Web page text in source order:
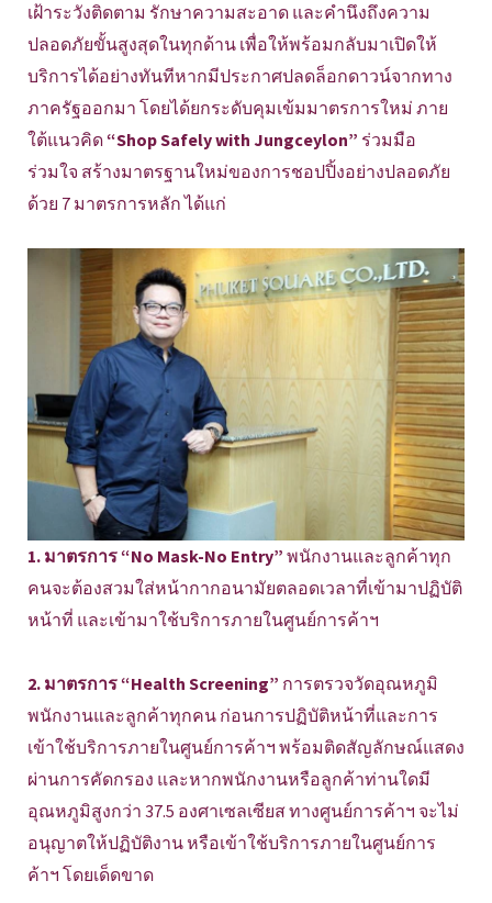
เฝ้าระวังติดตาม รักษาความสะอาด และคำนึงถึงความ
ปลอดภัยขั้นสูงสุดในทุกด้าน เพื่อให้พร้อมกลับมาเปิดให้
บริการได้อย่างทันทีหากมีประกาศปลดล็อกดาวน์จากทาง
ภาครัฐออกมา โดยได้ยกระดับคุมเข้มมาตรการใหม่ ภาย
ใต้แนวคิด“Shop Safely with Jungceylon” ร่วมมือ
ร่วมใจ สร้างมาตรฐานใหม่ของการชอปปิ้งอย่างปลอดภัย
ด้วย 7 มาตรการหลัก ได้แก่
1. มาตรการ “No Mask-No Entry” พนักงานและลูกค้าทุก
คนจะต้องสวมใส่หน้ากากอนามัยตลอดเวลาที่เข้ามาปฏิบัติ
หน้าที่ และเข้ามาใช้บริการภายในศูนย์การค้าฯ
2. มาตรการ “Health Screening” การตรวจวัดอุณหภูมิ
พนักงานและลูกค้าทุกคน ก่อนการปฏิบัติหน้าที่และการ
เข้าใช้บริการภายในศูนย์การค้าฯ พร้อมติดสัญลักษณ์แสดง
ผ่านการคัดกรอง และหากพนักงานหรือลูกค้าท่านใดมี
อุณหภูมิสูงกว่า 37.5 องศาเซลเซียส ทางศูนย์การค้าฯ จะไม่
อนุญาตให้ปฏิบัติงาน หรือเข้าใช้บริการภายในศูนย์การ
ค้าฯ โดยเด็ดขาด